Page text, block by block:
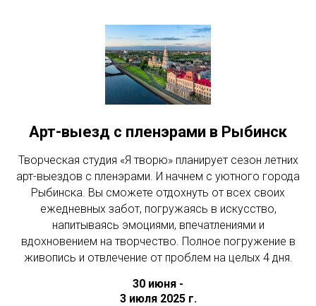
Арт-выезд с пленэрами в Рыбинск
Творческая студия «Я творю» планирует сезон летних
арт-выездов с пленэрами. И начнем с уютного города
Рыбинска. Вы сможете отдохнуть от всех своих
ежедневных забот, погружаясь в искусство,
напитываясь эмоциями, впечатлениями и
вдохновением на творчество. Полное погружение в
живопись и отвлечение от проблем на целых 4 дня.
30 июня -
3 июля 2025 г.